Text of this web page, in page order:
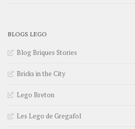
BLOGS LEGO
Blog Briques Stories
Bricks in the City
Lego Breton
Les Lego de Gregafol